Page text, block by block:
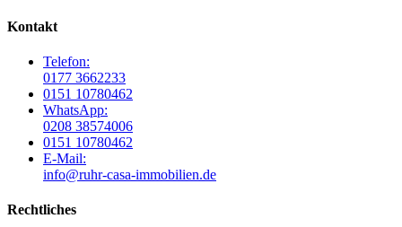
Kontakt
Telefon:
0177 3662233
0151 10780462
WhatsApp:
0208 38574006
0151 10780462
E-Mail:
info@ruhr-casa-immobilien.de
Rechtliches